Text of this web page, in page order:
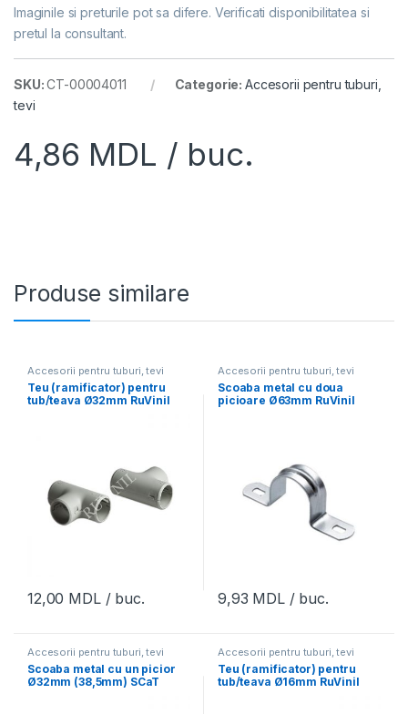
Imaginile si preturile pot sa difere. Verificati disponibilitatea si
pretul la consultant.
SKU:CT-00004011 Categorie: Accesorii pentru tuburi,
tevi
4,86 MDL / buc.
Produse similare
Accesorii pentru tuburi, tevi
Teu (ramificator) pentru
tub/teava Ø32mm RuVinil
12,00 MDL/ buc.
Accesorii pentru tuburi, tevi
Scoaba metal cu doua
picioare Ø63mm RuVinil
9,93 MDL/ buc.
Accesorii pentru tuburi, tevi
Scoaba metal cu un picior
Ø32mm (38,5mm) SCaT
Accesorii pentru tuburi, tevi
Teu (ramificator) pentru
tub/teava Ø16mm RuVinil